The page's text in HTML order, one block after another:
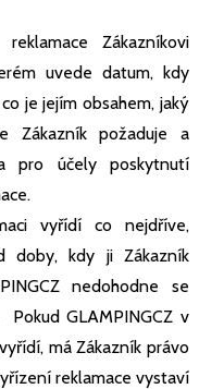
Zákazníkovi
uvede datum, kdy
je jejím obsahem, jaký
Zákazník požaduje a
pro účely poskytnutí
vyřídí co nejdříve,
doby, kdy ji Zákazník
nedohodne se
GLAMPINGCZ v
má Zákazník právo
reklamace vystaví